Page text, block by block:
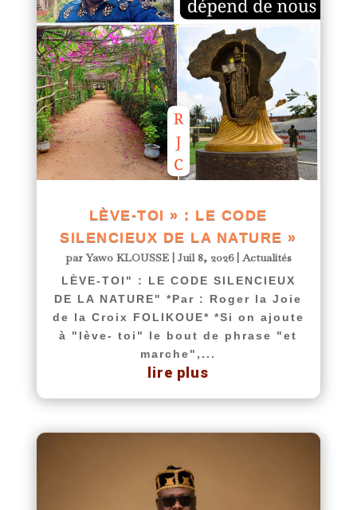
LÈVE-TOI » : LE CODE
SILENCIEUX DE LA NATURE »
parYawo KLOUSSE| Juil 8, 2026|Actualités
LÈVE-TOI" : LE CODE SILENCIEUX
DE LA NATURE" *Par : Roger la Joie
de la Croix FOLIKOUE* *Si on ajoute
à "lève- toi" le bout de phrase "et
marche",...
lire plus